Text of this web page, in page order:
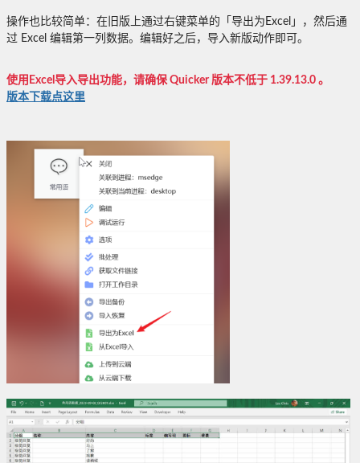
操作也比较简单：在旧版上通过右键菜单的「导出为Excel」，然后通
过 Excel 编辑第一列数据。编辑好之后，导入新版动作即可。
使用Excel导入导出功能，请确保 Quicker 版本不低于 1.39.13.0 。
版本下载点这里